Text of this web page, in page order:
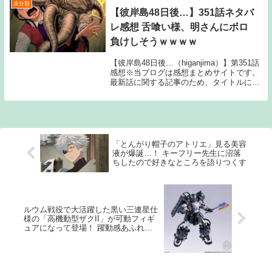
未分類
【彼岸島48日後…】351話ネタバ
レ感想 舌喰い様、明さんにボロ
負けしそうｗｗｗｗ
【彼岸島48日後…（higanjima）】第351話
感想※当ブログは感想まとめサイトです。
最新話に関する記事のため、タイトルには
編のセリフ書きおこしやスクリーンショッ
「とんがり帽子のアトリエ」見る美容
液が爆誕…！ キーフリー先生に沼落
ちしたので好きなところを語りつくす
ルウム戦役で大活躍した黒い三連星仕
様の「高機動型ザクII」が可動フィギ
ュアになって登場！ 躍動感あふれる